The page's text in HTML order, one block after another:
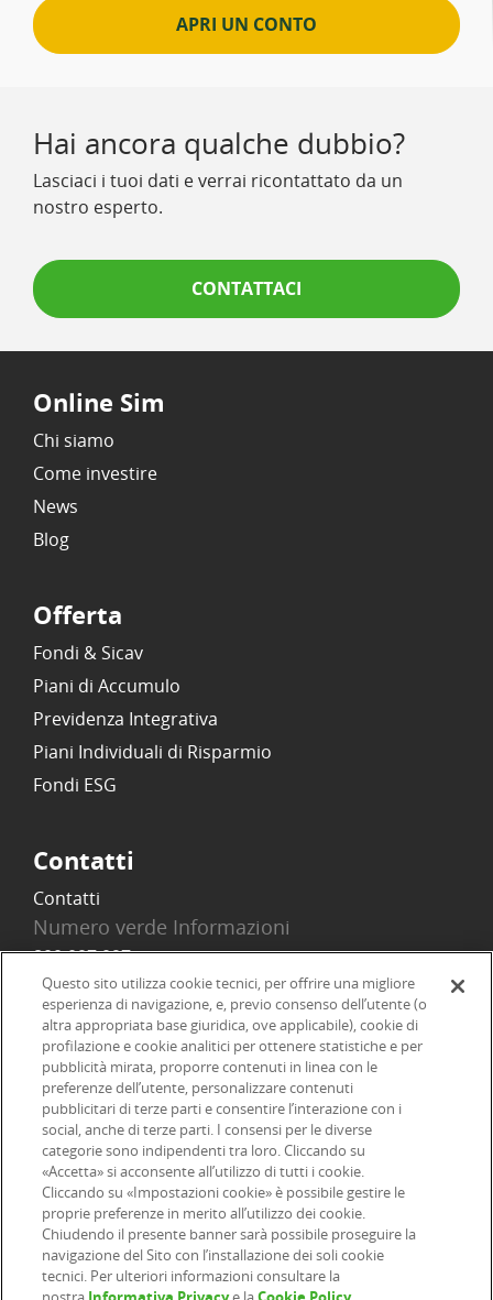
APRI UN CONTO
Hai ancora qualche dubbio?
Lasciaci i tuoi dati e verrai ricontattato da un
nostro esperto.
CONTATTACI
Online Sim
Chi siamo
Come investire
News
Blog
Offerta
Fondi & Sicav
Piani di Accumulo
Previdenza Integrativa
Piani Individuali di Risparmio
Fondi ESG
Contatti
Contatti
Numero verde Informazioni
800 097 097
Email
info@onlinesim.it
Social
©2026 Online SIM, società del gruppo bancario ERSEL - P.IVA
12927410154
Informazioni legali| Dichiarazione di accessibilità
Questo sito utilizza cookie tecnici, per offrire una migliore
esperienza di navigazione, e, previo consenso dell’utente (o
altra appropriata base giuridica, ove applicabile), cookie di
profilazione e cookie analitici per ottenere statistiche e per
pubblicità mirata, proporre contenuti in linea con le
preferenze dell’utente, personalizzare contenuti
pubblicitari di terze parti e consentire l’interazione con i
social, anche di terze parti. I consensi per le diverse
categorie sono indipendenti tra loro. Cliccando su
«Accetta» si acconsente all’utilizzo di tutti i cookie.
Cliccando su «Impostazioni cookie» è possibile gestire le
proprie preferenze in merito all’utilizzo dei cookie.
Chiudendo il presente banner sarà possibile proseguire la
navigazione del Sito con l’installazione dei soli cookie
tecnici. Per ulteriori informazioni consultare la